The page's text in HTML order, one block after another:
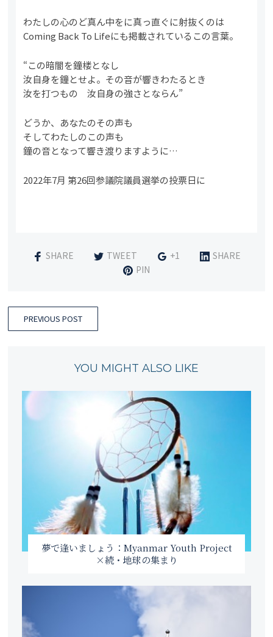
わたしの心のど真ん中をに真っ直ぐに射抜くのは
Coming Back To Lifeにも掲載されているこの言葉。
“この暗闇を鐘楼となし
汝自身を鐘とせよ。その音が響きわたるとき
汝を打つもの 汝自身の強さとならん”
どうか、あなたのその声も
そしてわたしのこの声も
鐘の音となって響き渡りますように…
2022年7月 第26回参議院議員選挙の投票日に
SHARE TWEET +1
SHARE
PIN
PREVIOUS POST
YOU MIGHT ALSO LIKE
夢で逢いましょう：Myanmar Youth Project
×続・地球の集まり